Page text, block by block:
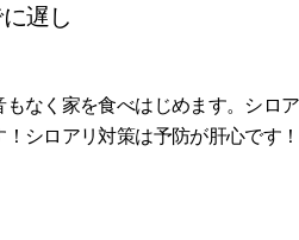
遅し
なく家を食べはじめます。シロ
シロアリ対策は予防が肝心です！